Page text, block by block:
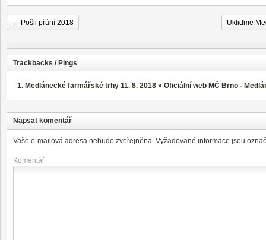
← Pošli přání 2018 Ukliďme
Trackbacks / Pings
Medlánecké farmářské trhy 11. 8. 2018 » Oficiální web MČ Brno -
Napsat komentář
Vaše e-mailová adresa nebude zveřejněna. Vyžadované informace jsou
Komentář